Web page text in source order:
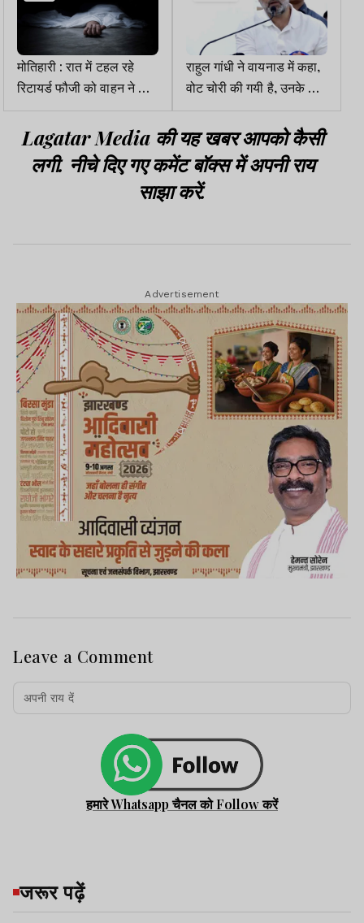
मोतिहारी : रात में टहल रहे
रिटायर्ड फौजी को वाहन ने मारी
टक्कर, मौत
राहुल गांधी ने वायनाड में कहा,
वोट चोरी की गयी है, उनके पास
सच्चे सबूत हैं, मुख्य चुनाव
आयुक्त जानकारी नहीं दे रहे
Lagatar Media की यह खबर आपको कैसी
लगी. नीचे दिए गए कमेंट बॉक्स में अपनी राय
साझा करें.
Advertisement
Leave a Comment
हमारे Whatsapp चैनल को Follow करें
जरूर पढ़ें